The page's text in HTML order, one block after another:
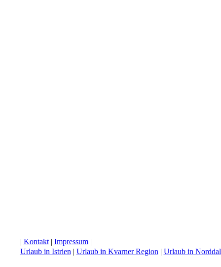
| Kontakt| Impressum|
Urlaub in Istrien | Urlaub in Kvarner Region | Urlaub in